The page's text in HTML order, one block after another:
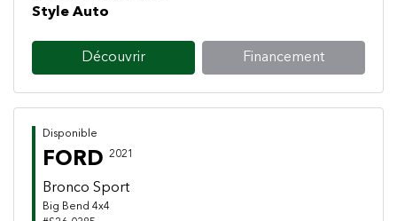
Style Auto
Découvrir Financement
Disponible
FORD 2021
Bronco Sport
Big Bend 4x4